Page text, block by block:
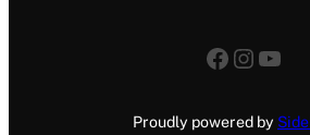
Facebook
Proudly powered by